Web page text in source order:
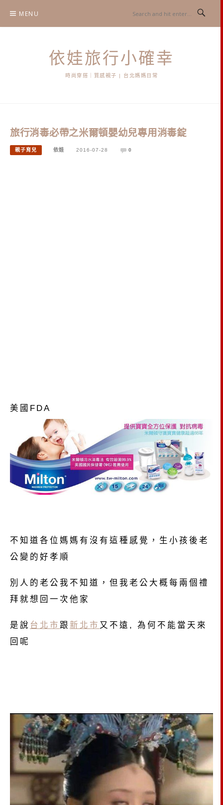
content
MENU
依娃旅行小確幸
時尚穿搭｜質感親子 | 台北媽媽日常
旅行消毒必帶之米爾頓嬰幼兒專用消毒錠
親子育兒 依娃 2016-07-28 0
美國FDA
不知道各位媽媽有沒有這種感覺，生小孩後老
公變的好孝順
別人的老公我不知道，但我老公大概每兩個禮
拜就想回一次他家
是說 台北市 跟 新北市 又不遠, 為何不能當天來
回呢